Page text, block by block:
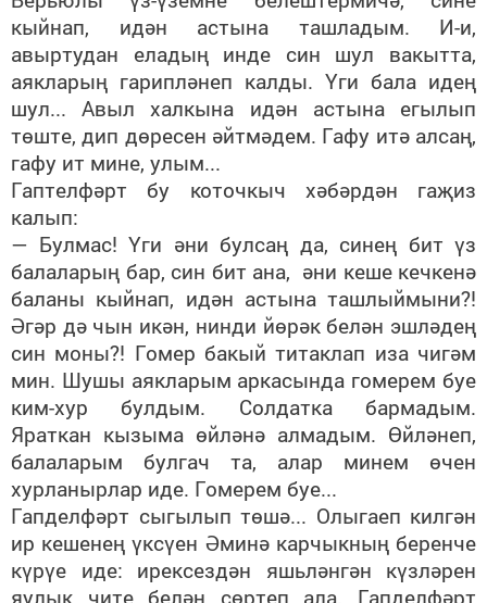
кыйнап, идән астына ташладым. И-и,
авыртудан еладың инде син шул вакытта,
аякларың гарипләнеп калды. Үги бала идең
шул... Авыл халкына идән астына егылып
төште, дип дөресен әйтмәдем. Гафу итә алсаң,
гафу ит мине, улым...
Гаптелфәрт бу коточкыч хәбәрдән гаҗиз
калып:
— Булмас! Үги әни булсаң да, синең бит үз
балаларың бар, син бит ана, әни кеше кечкенә
баланы кыйнап, идән астына ташлыймыни?!
Әгәр дә чын икән, нинди йөрәк белән эшләдең
син моны?! Гомер бакый титаклап иза чигәм
мин. Шушы аякларым аркасында гомерем буе
ким-хур булдым. Солдатка бармадым.
Яраткан кызыма өйләнә алмадым. Өйләнеп,
балаларым булгач та, алар минем өчен
хурланырлар иде. Гомерем буе...
Гапделфәрт сыгылып төшә... Олыгаеп килгән
ир кешенең үксүен Әминә карчыкның беренче
күрүе иде: ирексездән яшьләнгән күзләрен
яулык чите белән сөртеп ала. Гапделфәрт